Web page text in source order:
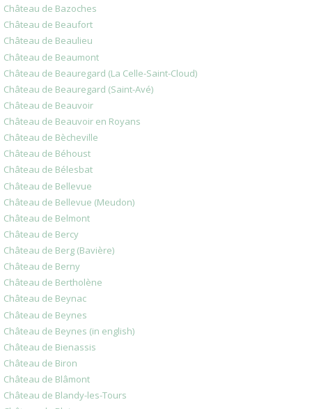
Château de Bazoches
Château de Beaufort
Château de Beaulieu
Château de Beaumont
Château de Beauregard (La Celle-Saint-Cloud)
Château de Beauregard (Saint-Avé)
Château de Beauvoir
Château de Beauvoir en Royans
Château de Bècheville
Château de Béhoust
Château de Bélesbat
Château de Bellevue
Château de Bellevue (Meudon)
Château de Belmont
Château de Bercy
Château de Berg (Bavière)
Château de Berny
Château de Bertholène
Château de Beynac
Château de Beynes
Château de Beynes (in english)
Château de Bienassis
Château de Biron
Château de Blâmont
Château de Blandy-les-Tours